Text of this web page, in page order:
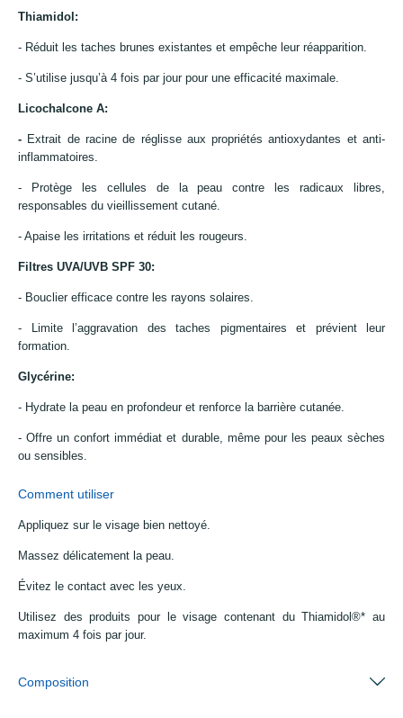
Thiamidol:
- Réduit les taches brunes existantes et empêche leur réapparition.
- S’utilise jusqu’à 4 fois par jour pour une efficacité maximale.
Licochalcone A:
- Extrait de racine de réglisse aux propriétés antioxydantes et anti-
inflammatoires.
- Protège les cellules de la peau contre les radicaux libres,
responsables du vieillissement cutané.
- Apaise les irritations et réduit les rougeurs.
Filtres UVA/UVB SPF 30:
- Bouclier efficace contre les rayons solaires.
- Limite l’aggravation des taches pigmentaires et prévient leur
formation.
Glycérine:
- Hydrate la peau en profondeur et renforce la barrière cutanée.
- Offre un confort immédiat et durable, même pour les peaux sèches
ou sensibles.
Comment utiliser
Appliquez sur le visage bien nettoyé.
Massez délicatement la peau.
Évitez le contact avec les yeux.
Utilisez des produits pour le visage contenant du Thiamidol®* au
maximum 4 fois par jour.
Composition